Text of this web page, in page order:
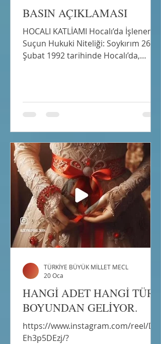
BASIN AÇIKLAMASI
HOCALI KATLİAMI Hocalı’da İşlenen
Suçun Hukuki Niteliği: Soykırım 26
Şubat 1992 tarihinde Hocalı’da,
Azerbaycan’ın Hocalı kentinde
gerçekleşen bu fiiller; kadın, çocuk ve
milli topluluğa yönelmiş ağır ve
organize şiddet eylemleridir.
Uluslararası hukukun temel
metinlerinden biri olan Birleşmiş
Milletler Soykırımın Önlenmesi ve
Cezalandırılmas
HANGİ ADET HANGİ TÜRK
BOYUNDAN GELİYOR.
https://www.instagram.com/reel/DS
Eh3p5DEzj/?
TÜRKİYE BÜYÜK MİLLET MECL
20 Oca